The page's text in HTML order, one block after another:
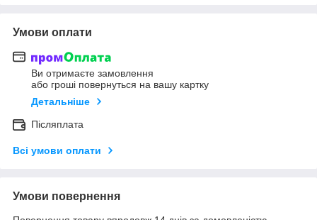
Умови оплати
Ви отримаєте замовлення
або гроші повернуться на вашу картку
Детальніше
Післяплата
Всі умови оплати
Умови повернення